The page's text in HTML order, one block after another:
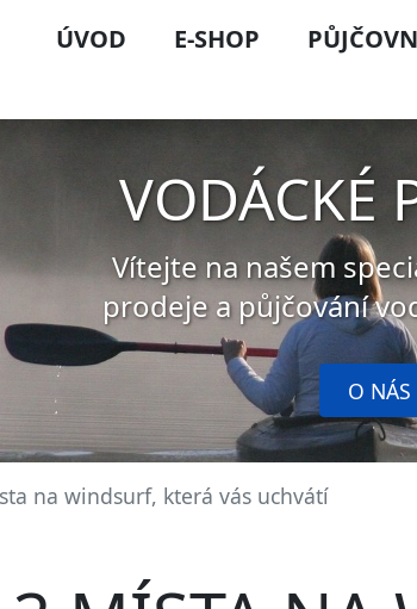
ÚVOD E-SHOP
VODÁCKÉ
Vítejte na našem
prodeje a půjčování
O NÁS
na windsurf, která vás uchvátí